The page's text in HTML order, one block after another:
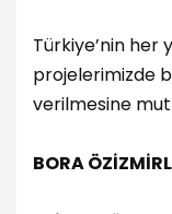
Türkiye’nin her
projelerimizde
verilmesine
BORA